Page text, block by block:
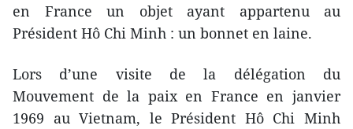
en France un objet ayant appartenu au
Président Hô Chi Minh : un bonnet en laine.
Lors d’une visite de la délégation du
Mouvement de la paix en France en janvier
1969 au Vietnam, le Président Hô Chi Minh